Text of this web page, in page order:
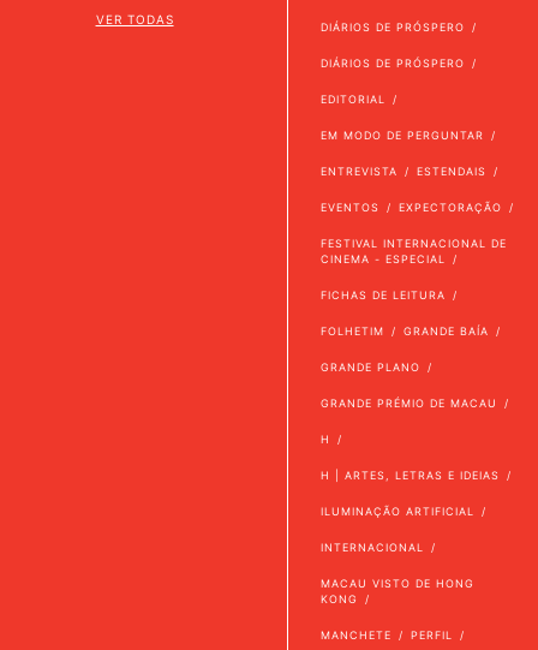
VER TODAS
DIÁRIOS DE PRÓSPERO
DIÁRIOS DE PRÓSPERO
EDITORIAL
EM MODO DE PERGUNTAR
ENTREVISTA ESTENDAIS
EVENTOS EXPECTORAÇÃO
FESTIVAL INTERNACIONAL DE
CINEMA - ESPECIAL
FICHAS DE LEITURA
FOLHETIM GRANDE BAÍA
GRANDE PLANO
GRANDE PRÉMIO DE MACAU
H
H | ARTES, LETRAS E IDEIAS
ILUMINAÇÃO ARTIFICIAL
INTERNACIONAL
MACAU VISTO DE HONG
KONG
MANCHETE PERFIL